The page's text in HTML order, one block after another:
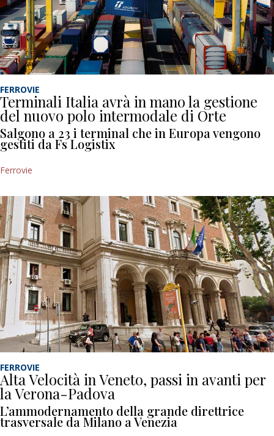
FERROVIE
Terminali Italia avrà in mano la gestione
del nuovo polo intermodale di Orte
Salgono a 23 i terminal che in Europa vengono
gestiti da Fs Logistix
Ferrovie
FERROVIE
Alta Velocità in Veneto, passi in avanti per
la Verona-Padova
L’ammodernamento della grande direttrice
trasversale da Milano a Venezia